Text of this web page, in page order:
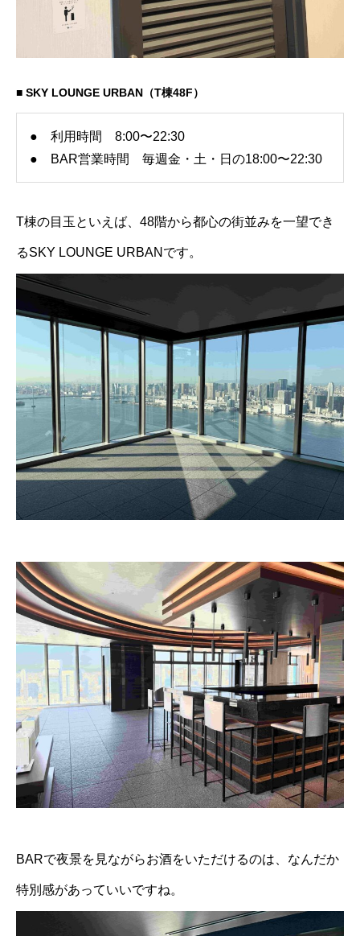
■ SKY LOUNGE URBAN（T棟48F）
● 利用時間 8:00〜22:30
● BAR営業時間 毎週金・土・日の18:00〜22:30
T棟の目玉といえば、48階から都心の街並みを一望でき
るSKY LOUNGE URBANです。
BARで夜景を見ながらお酒をいただけるのは、なんだか
特別感があっていいですね。